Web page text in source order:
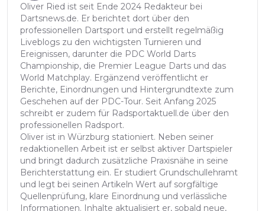
Oliver Ried ist seit Ende 2024 Redakteur bei
Dartsnews.de. Er berichtet dort über den
professionellen Dartsport und erstellt regelmäßig
Liveblogs zu den wichtigsten Turnieren und
Ereignissen, darunter die PDC World Darts
Championship, die Premier League Darts und das
World Matchplay. Ergänzend veröffentlicht er
Berichte, Einordnungen und Hintergrundtexte zum
Geschehen auf der PDC-Tour. Seit Anfang 2025
schreibt er zudem für Radsportaktuell.de über den
professionellen Radsport.
Oliver ist in Würzburg stationiert. Neben seiner
redaktionellen Arbeit ist er selbst aktiver Dartspieler
und bringt dadurch zusätzliche Praxisnähe in seine
Berichterstattung ein. Er studiert Grundschullehramt
und legt bei seinen Artikeln Wert auf sorgfältige
Quellenprüfung, klare Einordnung und verlässliche
Informationen. Inhalte aktualisiert er, sobald neue,